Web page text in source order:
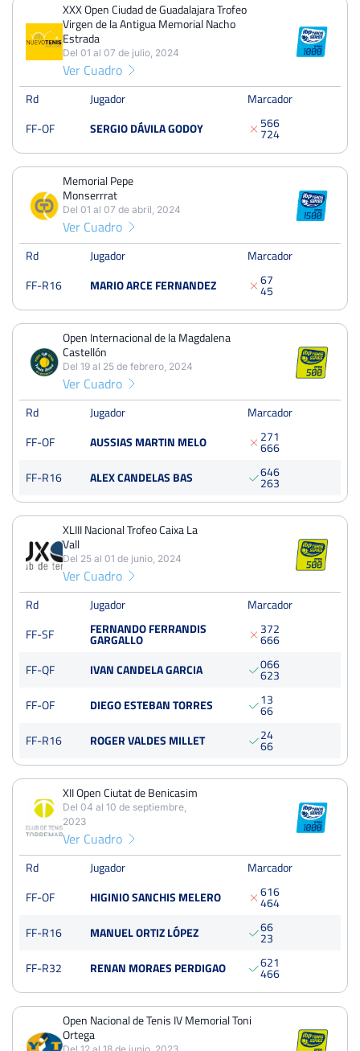
PERDIDOSPARTIDOSGANADOS
9 18
PERDIDOS
23 46 23
JUEGOS
201 407 206
XXX Open Ciudad de Guadalajara Trofeo Virgen de la Antigua
Memorial Nacho Estrada
Octavos
Memorial Pepe Monserrrat
Del 01 al 07 de abril, 2024
Dieciseisavos
Open Internacional de la Magdalena Castellón
Del 19 al 25 de febrero, 2024
Octavos
Tierra
XLIII Nacional Trofeo Caixa La Vall
Del 25 al 01 de junio, 2024
Semifinales
XII Open Ciutat de Benicasim
Del 04 al 10 de septiembre, 2023
Tierra
Open Nacional de Tenis IV Memorial Toni Ortega
Del 12 al 18 de junio, 2023
Open Mediterranean
Del 13 al 19 de marzo, 2023
Octavos
XXXII Trofeo de tenis fiestas patronales de la Soledad Nules
Octavos
Open Internacional de la Magdalena Castellón
Tierra
XXX Open Ciudad de Guadalajara Trofeo
Virgen de la Antigua Memorial Nacho
Estrada
Del 01 al 07 de julio, 2024
Ver Cuadro
Rd Jugador
Marcador
FF-OF
SERGIO DÁVILA GODOY 5
7
6
2
6
4
Memorial Pepe
Monserrrat
Del 01 al 07 de abril, 2024
Ver Cuadro
Rd Jugador
Marcador
FF-R16
MARIO ARCE FERNANDEZ 6
4
7
5
Open Internacional de la Magdalena
Castellón
Del 19 al 25 de febrero, 2024
Ver Cuadro
Rd Jugador
Marcador
FF-OF
AUSSIAS MARTIN MELO 2
6
7
6
1
6
FF-R16
ALEX CANDELAS BAS 6
2
4
6
6
3
XLIII Nacional Trofeo Caixa La
Vall
Del 25 al 01 de junio, 2024
Ver Cuadro
Rd Jugador
Marcador
FF-SF
FERNANDO FERRANDIS
GARGALLO
3
6
7
6
2
6
FF-QF
IVAN CANDELA GARCIA 0
6
6
2
6
3
FF-OF
DIEGO ESTEBAN TORRES 1
6
3
6
FF-R16
ROGER VALDES MILLET 2
6
4
6
XII Open Ciutat de Benicasim
Del 04 al 10 de septiembre,
2023
Ver Cuadro
Rd Jugador
Marcador
FF-OF
HIGINIO SANCHIS MELERO 6
4
1
6
6
4
FF-R16
MANUEL ORTIZ LÓPEZ 6
2
6
3
FF-R32
RENAN MORAES PERDIGAO 6
4
2
6
1
6
Open Nacional de Tenis IV Memorial Toni
Ortega